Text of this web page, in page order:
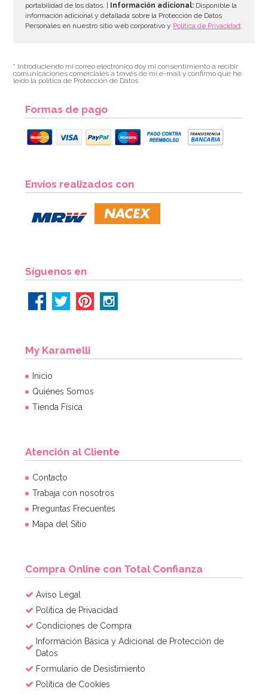
portabilidad de los datos. |
Información adicional: Disponible la
información adicional y detallada sobre la Protección de Datos
Personales en nuestro sitio web corporativo y Política de Privacidad.
* Introduciendo mi correo electrónico doy mi consentimiento a recibir
comunicaciones comerciales a través de mi e-mail y confirmo que he
leído la política de Protección de Datos.
Formas de pago
Envíos realizados con
Síguenos en
My Karamelli
Inicio
Quiénes Somos
Tienda Física
Atención al Cliente
Contacto
Trabaja con nosotros
Preguntas Frecuentes
Mapa del Sitio
Compra Online con Total Confianza
Aviso Legal
Política de Privacidad
Condiciones de Compra
Información Básica y Adicional de Protección de
Datos
Formulario de Desistimiento
Política de Cookies